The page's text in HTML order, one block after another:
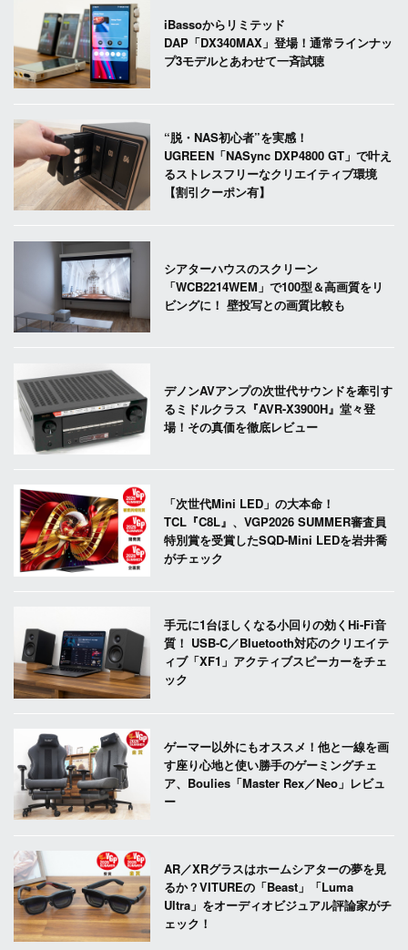
iBassoからリミテッド
DAP「DX340MAX」登場！通常ラインナッ
プ3モデルとあわせて一斉試聴
“脱・NAS初心者”を実感！
UGREEN「NASync DXP4800 GT」で叶え
るストレスフリーなクリエイティブ環境
【割引クーポン有】
シアターハウスのスクリーン
「WCB2214WEM」で100型＆高画質をリ
ビングに！ 壁投写との画質比較も
デノンAVアンプの次世代サウンドを牽引す
るミドルクラス『AVR-X3900H』堂々登
場！その真価を徹底レビュー
「次世代Mini LED」の大本命！
TCL『C8L』、VGP2026 SUMMER審査員
特別賞を受賞したSQD-Mini LEDを岩井喬
がチェック
手元に1台ほしくなる小回りの効くHi-Fi音
質！ USB-C／Bluetooth対応のクリエイテ
ィブ「XF1」アクティブスピーカーをチェ
ック
ゲーマー以外にもオススメ！他と一線を画
す座り心地と使い勝手のゲーミングチェ
ア、Boulies「Master Rex／Neo」レビュ
ー
AR／XRグラスはホームシアターの夢を見
るか？VITUREの「Beast」「Luma
Ultra」をオーディオビジュアル評論家がチ
ェック！